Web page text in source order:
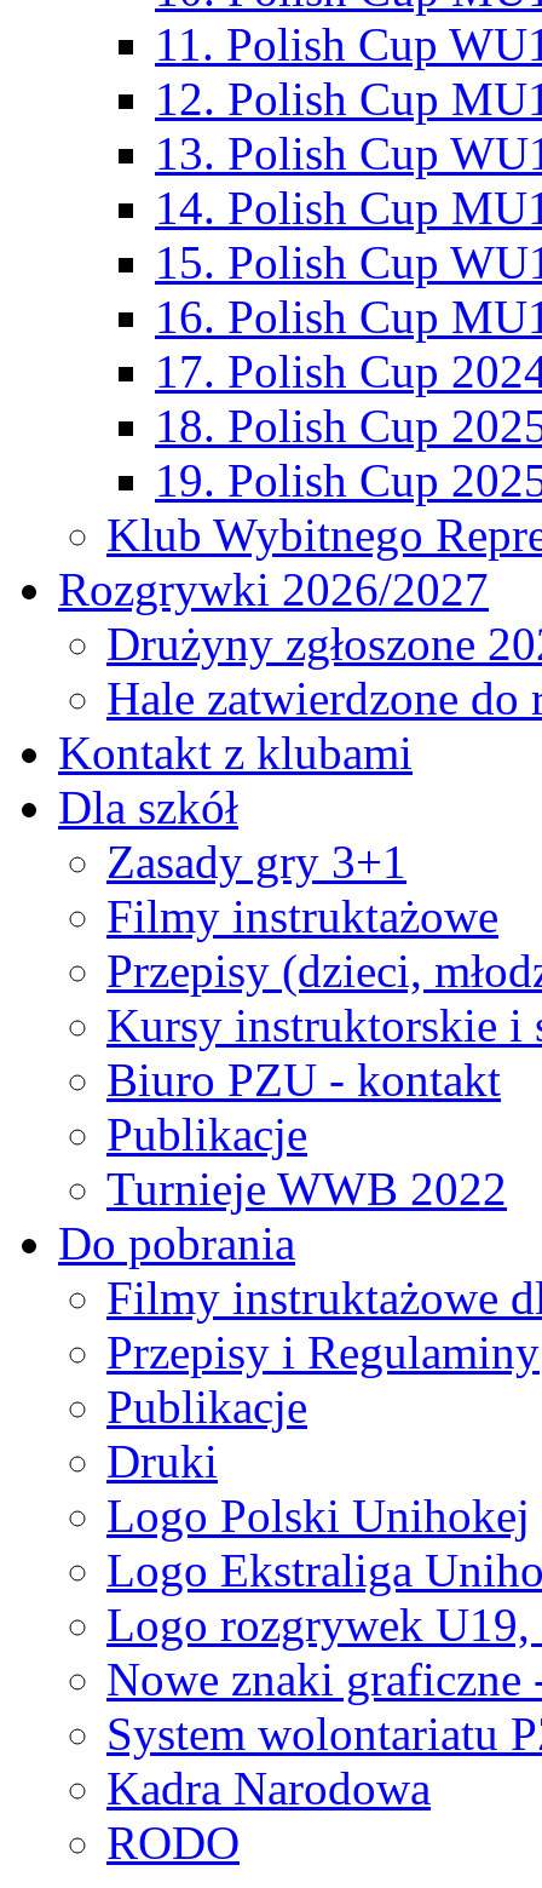
11. Polish Cup
12. Polish Cup
13. Polish Cup
14. Polish Cup
15. Polish Cup
16. Polish Cup
17. Polish Cup
18. Polish Cup
19. Polish Cup
Klub Wybitnego
Rozgrywki 2026/2027
Drużyny zgłoszone
Hale zatwierdzone
Kontakt z klubami
Dla szkół
Zasady gry 3+1
Filmy instruktażowe
Przepisy (dzieci,
Kursy instruktorskie i
Biuro PZU - kontakt
Publikacje
Turnieje WWB 2022
Do pobrania
Filmy instruktażowe
Przepisy i Regulaminy
Publikacje
Druki
Logo Polski Unihokej
Logo Ekstraliga
Logo rozgrywek
Nowe znaki graficzne
System wolontariatu
Kadra Narodowa
RODO